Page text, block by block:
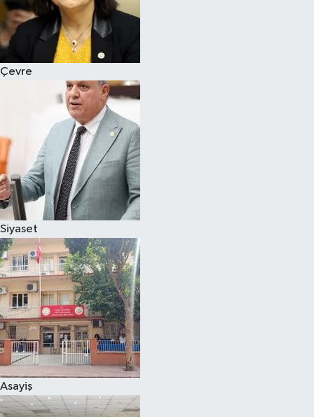
Çevre
Siyaset
Asayiş
Resmi İlanlar
Sağlık
Siyaset
Spor
Yaşam
Yerel Yönetimler
Yurttan